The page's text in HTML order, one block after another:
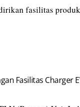
fasilitas
Fasilitas Charger